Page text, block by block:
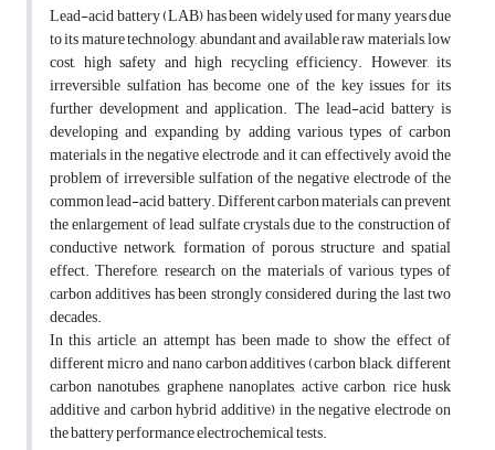
Lead-acid battery (LAB) has been widely used for many years due
to its mature technology, abundant and available raw materials, low
cost, high safety and high recycling efficiency. However, its
irreversible sulfation has become one of the key issues for its
further development and application. The lead-acid battery is
developing and expanding by adding various types of carbon
materials in the negative electrode, and it can effectively avoid the
problem of irreversible sulfation of the negative electrode of the
common lead-acid battery. Different carbon materials can prevent
the enlargement of lead sulfate crystals due to the construction of
conductive network, formation of porous structure and spatial
effect. Therefore, research on the materials of various types of
carbon additives has been strongly considered during the last two
decades.
In this article, an attempt has been made to show the effect of
different micro and nano carbon additives (carbon black, different
carbon nanotubes, graphene nanoplates, active carbon, rice husk
additive and carbon hybrid additive) in the negative electrode on
the battery performance electrochemical tests.